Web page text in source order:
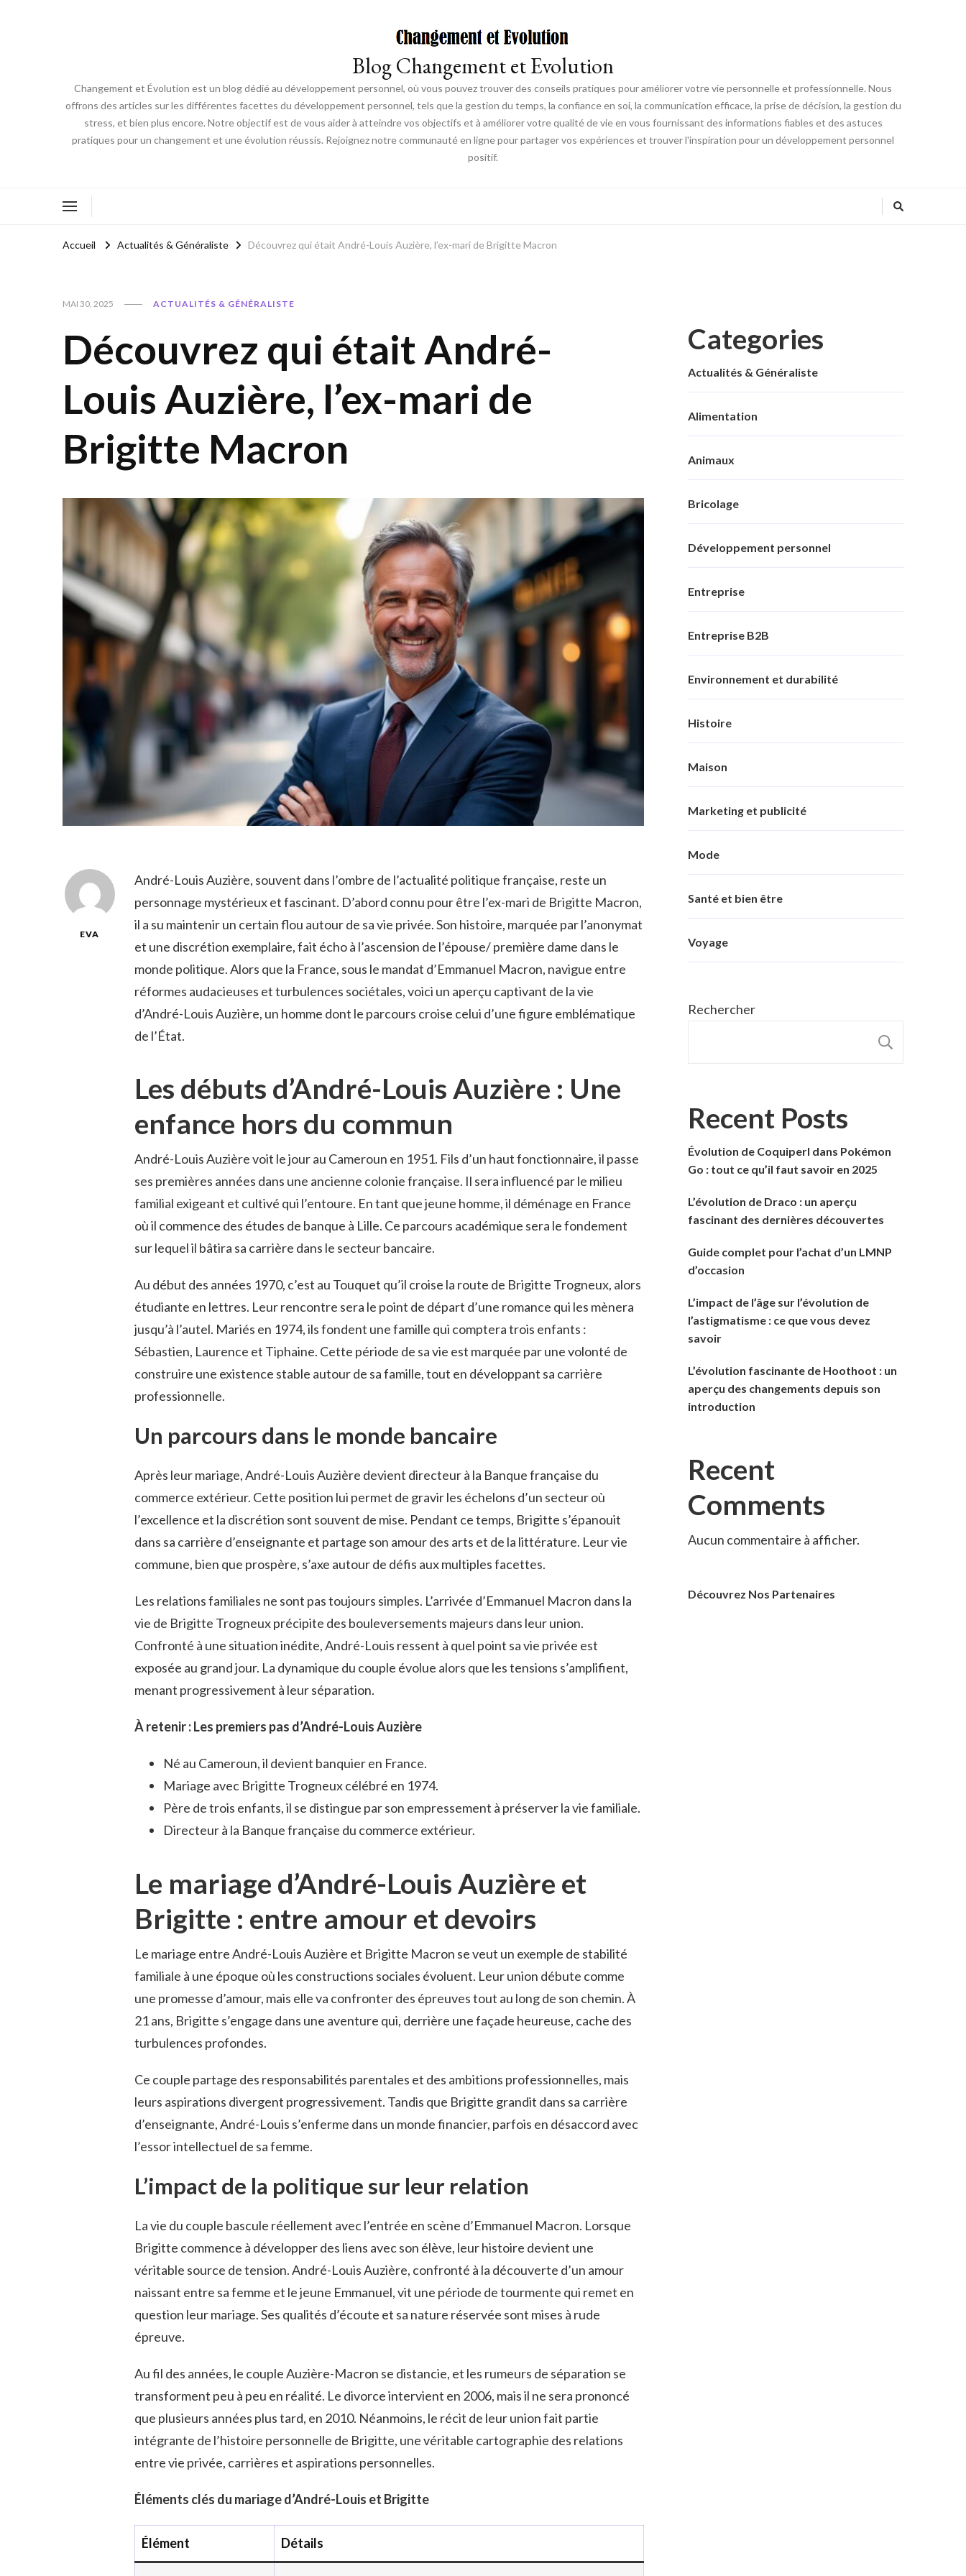
Blog Changement et Evolution
Changement et Évolution est un blog dédié au développement personnel, où vous pouvez trouver des conseils pratiques pour améliorer votre vie personnelle et professionnelle. Nous
offrons des articles sur les différentes facettes du développement personnel, tels que la gestion du temps, la confiance en soi, la communication efficace, la prise de décision, la gestion du
stress, et bien plus encore. Notre objectif est de vous aider à atteindre vos objectifs et à améliorer votre qualité de vie en vous fournissant des informations fiables et des astuces
pratiques pour un changement et une évolution réussis. Rejoignez notre communauté en ligne pour partager vos expériences et trouver l'inspiration pour un développement personnel
positif.
Accueil Actualités & Généraliste Découvrez qui était André-Louis Auzière, l’ex-mari de Brigitte Macron
MAI 30, 2025 ACTUALITÉS & GÉNÉRALISTE
Découvrez qui était André-
Louis Auzière, l’ex-mari de
Brigitte Macron
EVA
André-Louis Auzière, souvent dans l’ombre de l’actualité politique française, reste un
personnage mystérieux et fascinant. D’abord connu pour être l’ex-mari de Brigitte Macron,
il a su maintenir un certain flou autour de sa vie privée. Son histoire, marquée par l’anonymat
et une discrétion exemplaire, fait écho à l’ascension de l’épouse/ première dame dans le
monde politique. Alors que la France, sous le mandat d’Emmanuel Macron, navigue entre
réformes audacieuses et turbulences sociétales, voici un aperçu captivant de la vie
d’André-Louis Auzière, un homme dont le parcours croise celui d’une figure emblématique
de l’État.
Les débuts d’André-Louis Auzière : Une
enfance hors du commun
André-Louis Auzière voit le jour au Cameroun en 1951. Fils d’un haut fonctionnaire, il passe
ses premières années dans une ancienne colonie française. Il sera influencé par le milieu
familial exigeant et cultivé qui l’entoure. En tant que jeune homme, il déménage en France
où il commence des études de banque à Lille. Ce parcours académique sera le fondement
sur lequel il bâtira sa carrière dans le secteur bancaire.
Au début des années 1970, c’est au Touquet qu’il croise la route de Brigitte Trogneux, alors
étudiante en lettres. Leur rencontre sera le point de départ d’une romance qui les mènera
jusqu’à l’autel. Mariés en 1974, ils fondent une famille qui comptera trois enfants :
Sébastien, Laurence et Tiphaine. Cette période de sa vie est marquée par une volonté de
construire une existence stable autour de sa famille, tout en développant sa carrière
professionnelle.
Un parcours dans le monde bancaire
Après leur mariage, André-Louis Auzière devient directeur à la Banque française du
commerce extérieur. Cette position lui permet de gravir les échelons d’un secteur où
l’excellence et la discrétion sont souvent de mise. Pendant ce temps, Brigitte s’épanouit
dans sa carrière d’enseignante et partage son amour des arts et de la littérature. Leur vie
commune, bien que prospère, s’axe autour de défis aux multiples facettes.
Les relations familiales ne sont pas toujours simples. L’arrivée d’Emmanuel Macron dans la
vie de Brigitte Trogneux précipite des bouleversements majeurs dans leur union.
Confronté à une situation inédite, André-Louis ressent à quel point sa vie privée est
exposée au grand jour. La dynamique du couple évolue alors que les tensions s’amplifient,
menant progressivement à leur séparation.
À retenir : Les premiers pas d’André-Louis Auzière
Né au Cameroun, il devient banquier en France.
Mariage avec Brigitte Trogneux célébré en 1974.
Père de trois enfants, il se distingue par son empressement à préserver la vie familiale.
Directeur à la Banque française du commerce extérieur.
Le mariage d’André-Louis Auzière et
Brigitte : entre amour et devoirs
Le mariage entre André-Louis Auzière et Brigitte Macron se veut un exemple de stabilité
familiale à une époque où les constructions sociales évoluent. Leur union débute comme
une promesse d’amour, mais elle va confronter des épreuves tout au long de son chemin. À
21 ans, Brigitte s’engage dans une aventure qui, derrière une façade heureuse, cache des
turbulences profondes.
Ce couple partage des responsabilités parentales et des ambitions professionnelles, mais
leurs aspirations divergent progressivement. Tandis que Brigitte grandit dans sa carrière
d’enseignante, André-Louis s’enferme dans un monde financier, parfois en désaccord avec
l’essor intellectuel de sa femme.
L’impact de la politique sur leur relation
La vie du couple bascule réellement avec l’entrée en scène d’Emmanuel Macron. Lorsque
Brigitte commence à développer des liens avec son élève, leur histoire devient une
véritable source de tension. André-Louis Auzière, confronté à la découverte d’un amour
naissant entre sa femme et le jeune Emmanuel, vit une période de tourmente qui remet en
question leur mariage. Ses qualités d’écoute et sa nature réservée sont mises à rude
épreuve.
Au fil des années, le couple Auzière-Macron se distancie, et les rumeurs de séparation se
transforment peu à peu en réalité. Le divorce intervient en 2006, mais il ne sera prononcé
que plusieurs années plus tard, en 2010. Néanmoins, le récit de leur union fait partie
intégrante de l’histoire personnelle de Brigitte, une véritable cartographie des relations
entre vie privée, carrières et aspirations personnelles.
Éléments clés du mariage d’André-Louis et Brigitte
Élément Détails
Categories
Actualités & Généraliste
Alimentation
Animaux
Bricolage
Développement personnel
Entreprise
Entreprise B2B
Environnement et durabilité
Histoire
Maison
Marketing et publicité
Mode
Santé et bien être
Voyage
Rechercher
Recent Posts
Évolution de Coquiperl dans Pokémon
Go : tout ce qu’il faut savoir en 2025
L’évolution de Draco : un aperçu
fascinant des dernières découvertes
Guide complet pour l’achat d’un LMNP
d’occasion
L’impact de l’âge sur l’évolution de
l’astigmatisme : ce que vous devez
savoir
L’évolution fascinante de Hoothoot : un
aperçu des changements depuis son
introduction
Recent
Comments
Aucun commentaire à afficher.
Découvrez Nos Partenaires